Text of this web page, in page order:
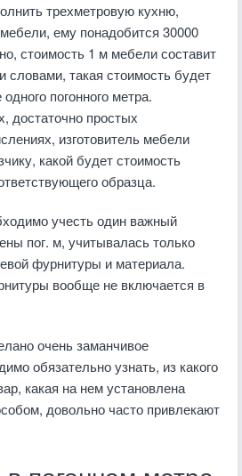
трехметровую кухню,
ему понадобится 30000
стоимость 1 м мебели составит
словами, такая стоимость будет
погонного метра.
достаточно простых
изготовитель мебели
какой будет стоимость
образца.
учесть один важный
пог. м, учитывалась только
фурнитуры и материала.
вообще не включается в
очень заманчивое
обязательно узнать, из какого
какая на нем установлена
довольно часто привлекают